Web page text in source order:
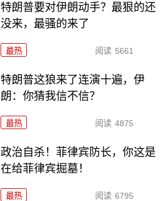
特朗普要对伊朗动手？最狠的还
没来，最骚的来了
最热 阅读 5661
特朗普这狼来了连演十遍，伊
朗：你猜我信不信？
最热 阅读 4875
政治自杀！菲律宾防长，你这是
在给菲律宾掘墓！
最热 阅读 6795